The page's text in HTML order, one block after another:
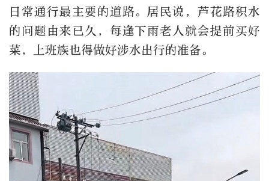
日常通行最主要的道路。居民说，芦花路积水
的问题由来已久，每逢下雨老人就会提前买好
菜，上班族也得做好涉水出行的准备。